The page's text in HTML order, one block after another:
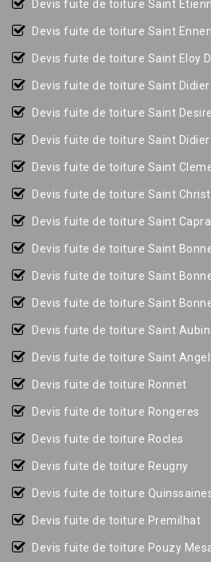
Devis fuite de toiture Saint
Devis fuite de toiture Saint
Devis fuite de toiture Saint Eloy
Devis fuite de toiture Saint
Devis fuite de toiture Saint Desire
Devis fuite de toiture Saint Didier
Devis fuite de toiture Saint
Devis fuite de toiture Saint
Devis fuite de toiture Saint
Devis fuite de toiture Saint
Devis fuite de toiture Saint
Devis fuite de toiture Saint
Devis fuite de toiture Saint Aubin
Devis fuite de toiture Saint Angel
Devis fuite de toiture Ronnet
Devis fuite de toiture Rongeres
Devis fuite de toiture Rocles
Devis fuite de toiture Reugny
Devis fuite de toiture
Devis fuite de toiture Premilhat
Devis fuite de toiture Pouzy